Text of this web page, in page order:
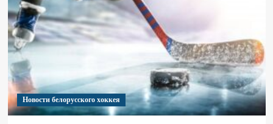
Новости белорусского хоккея